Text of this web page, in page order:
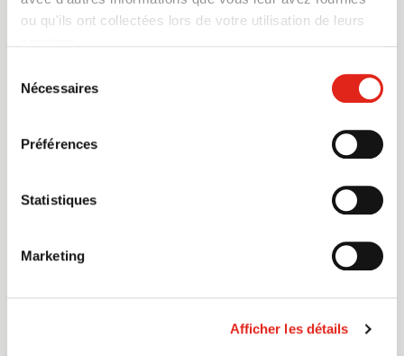
ou qu'ils ont collectées lors de votre utilisation de leurs
Nécessaires
Préférences
Statistiques
Marketing
Afficher les détails
rez-de-chaussée.
Pour tout bris ou plainte de bruit, des frais